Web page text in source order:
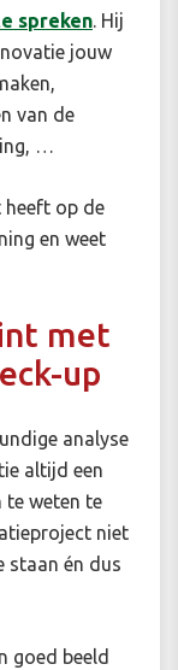
spreken. Hij
jouw
van de
…
heeft op de
en weet
met
up
analyse
altijd een
te weten te
niet
staan én dus
goed beeld